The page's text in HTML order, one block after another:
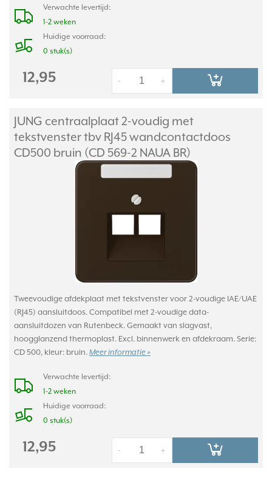
Verwachte levertijd:
1-2 weken
Huidige voorraad:
0 stuk(s)
12,95 +
-
JUNG centraalplaat 2-voudig met
tekstvenster tbv RJ45 wandcontactdoos
CD500 bruin (CD 569-2 NAUA BR)
Tweevoudige afdekplaat met tekstvenster voor 2-voudige IAE/UAE
(RJ45) aansluitdoos. Compatibel met 2-voudige data-
aansluitdozen van Rutenbeck. Gemaakt van slagvast,
hoogglanzend thermoplast. Excl. binnenwerk en afdekraam. Serie:
CD 500, kleur: bruin. Meer informatie »
Verwachte levertijd:
1-2 weken
Huidige voorraad:
0 stuk(s)
12,95 +
-